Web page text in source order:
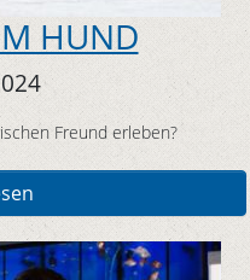
HUND
Freund erleben?